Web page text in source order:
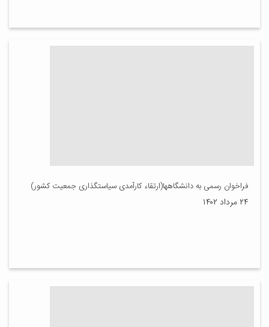
فراخوان رسمی به دانشگاهها(ارتقاء کارآمدی سیاستگذاری جمعیت کشور)
۲۴ مرداد ۱۴۰۲